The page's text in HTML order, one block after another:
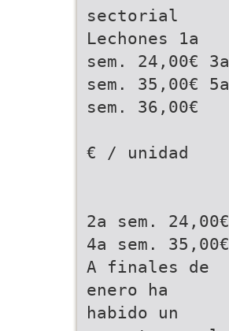
sectorial
Lechones 1a
sem. 24,00€ 3a
sem. 35,00€ 5a
sem. 36,00€
€ / unidad
2a sem. 24,00€
4a sem. 35,00€
A finales de
enero ha
habido un